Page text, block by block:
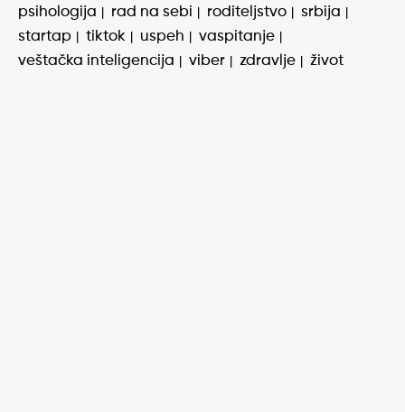
psihologija
rad na sebi roditeljstvo
srbija
startap
tiktok uspeh
vaspitanje
veštačka inteligencija
viber zdravlje život